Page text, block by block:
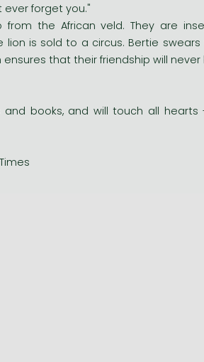
ever forget you."
the African veld. They are
lion is sold to a circus. Bertie
that their friendship will
and books, and will touch all